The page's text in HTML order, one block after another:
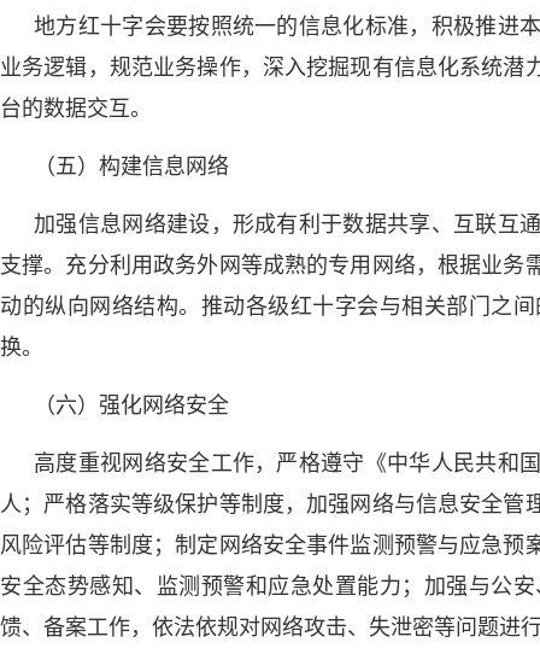
地方红十字会要按照统一的信息化标准，积极推进
业务逻辑，规范业务操作，深入挖掘现有信息化系统
台的数据交互。
（五）构建信息网络
加强信息网络建设，形成有利于数据共享、互联互
支撑。充分利用政务外网等成熟的专用网络，根据业
动的纵向网络结构。推动各级红十字会与相关部门之
换。
（六）强化网络安全
高度重视网络安全工作，严格遵守《中华人民共和
人；严格落实等级保护等制度，加强网络与信息安全
风险评估等制度；制定网络安全事件监测预警与应急
安全态势感知、监测预警和应急处置能力；加强与公
馈、备案工作，依法依规对网络攻击、失泄密等问题进